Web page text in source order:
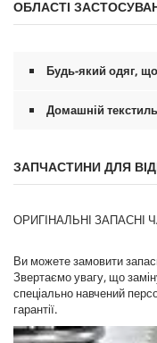
ОБЛАСТІ
Будь-який одяг,
Домашній
ЗАПЧАСТИНИ ДЛЯ
ОРИГІНАЛЬНІ ЗАПАСНІ
Ви можете замовити
Звертаємо увагу, що
спеціально навчений
гарантії.